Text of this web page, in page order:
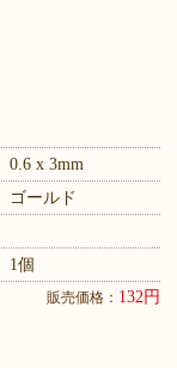
0.6 x 3mm
ゴールド
1個
販売価格： 132円